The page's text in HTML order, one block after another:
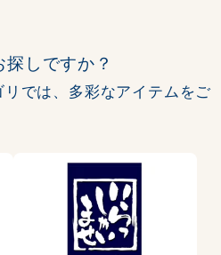
しですか？
では、多彩なアイテムをご